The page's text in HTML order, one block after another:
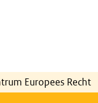
Europees Recht